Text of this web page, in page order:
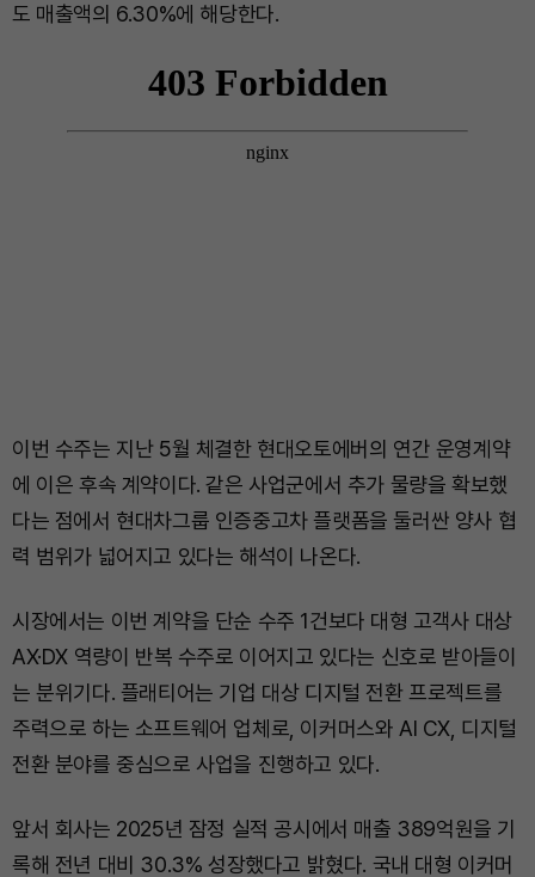
도 매출액의 6.30%에 해당한다.
이번 수주는 지난 5월 체결한 현대오토에버의 연간 운영계약
에 이은 후속 계약이다. 같은 사업군에서 추가 물량을 확보했
다는 점에서 현대차그룹 인증중고차 플랫폼을 둘러싼 양사 협
력 범위가 넓어지고 있다는 해석이 나온다.
시장에서는 이번 계약을 단순 수주 1건보다 대형 고객사 대상
AX·DX 역량이 반복 수주로 이어지고 있다는 신호로 받아들이
는 분위기다. 플래티어는 기업 대상 디지털 전환 프로젝트를
주력으로 하는 소프트웨어 업체로, 이커머스와 AI CX, 디지털
전환 분야를 중심으로 사업을 진행하고 있다.
앞서 회사는 2025년 잠정 실적 공시에서 매출 389억원을 기
록해 전년 대비 30.3% 성장했다고 밝혔다. 국내 대형 이커머